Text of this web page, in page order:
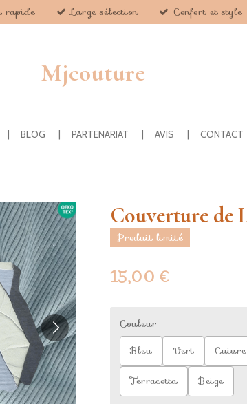
rapide Large sélection Confort et style
Mjcouture
BLOG PARTENARIAT AVIS CONTACT
Couverture de
Produit limité
15,00 €
Couleur
Bleu
Vert
Cuivre
Terracotta
Beige